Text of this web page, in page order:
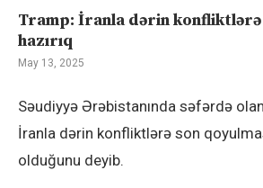
Tramp: İranla dərin konfliktlərə
hazırıq
May 13, 2025
Səudiyyə Ərəbistanında səfərdə
İranla dərin konfliktlərə son
olduğunu deyib.